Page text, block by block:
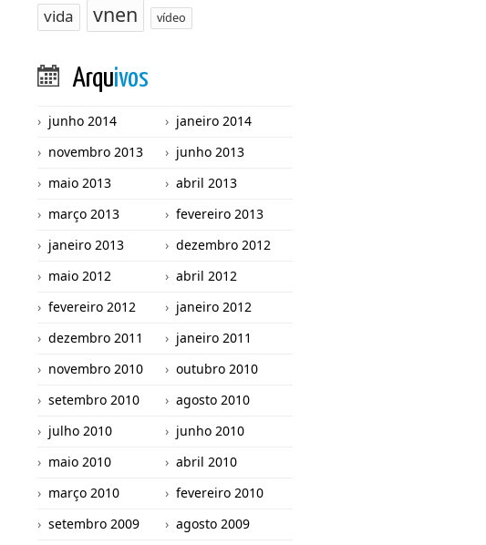
vida vnen vídeo
Arquivos
junho 2014
janeiro 2014
novembro 2013
junho 2013
maio 2013
abril 2013
março 2013
fevereiro 2013
janeiro 2013
dezembro 2012
maio 2012
abril 2012
fevereiro 2012
janeiro 2012
dezembro 2011
janeiro 2011
novembro 2010
outubro 2010
setembro 2010
agosto 2010
julho 2010
junho 2010
maio 2010
abril 2010
março 2010
fevereiro 2010
setembro 2009
agosto 2009